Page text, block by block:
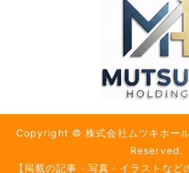
Copyright © 株式会社ムツキホー
Reserved.
【掲載の記事・写真・イラストなど